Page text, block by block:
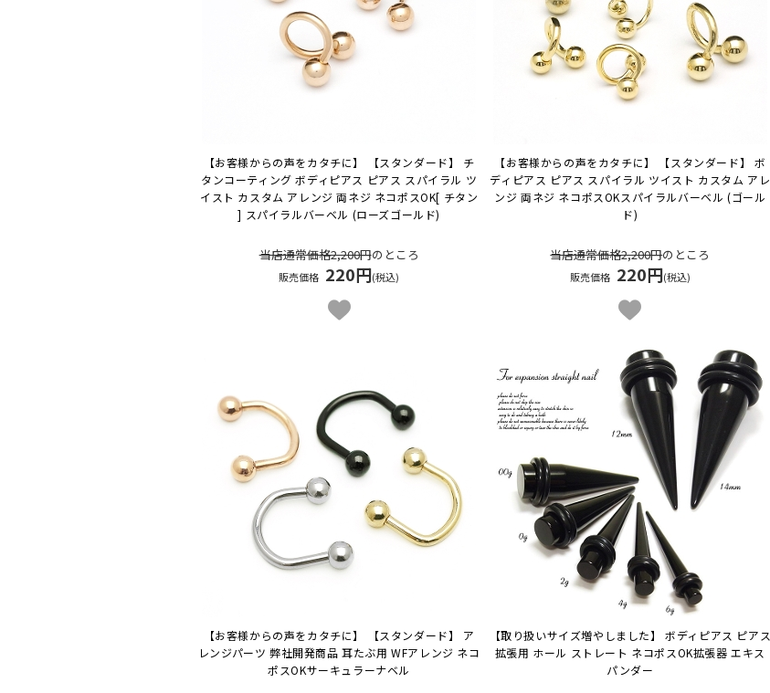
【お客様からの声をカタチに】 【スタンダード】 チ
タンコーティング ボディピアス ピアス スパイラル ツ
イスト カスタム アレンジ 両ネジ ネコポスOK[ チタン
] スパイラルバーベル (ローズゴールド)
当店通常価格2,200円のところ
販売価格 220円(税込)
【お客様からの声をカタチに】 【スタンダード】 ボ
ディピアス ピアス スパイラル ツイスト カスタム アレ
ンジ 両ネジ ネコポスOKスパイラルバーベル (ゴール
ド)
当店通常価格2,200円のところ
販売価格 220円(税込)
【お客様からの声をカタチに】 【スタンダード】 ア
レンジパーツ 弊社開発商品 耳たぶ用 WFアレンジ ネコ
ポスOKサーキュラーナベル
【取り扱いサイズ増やしました】 ボディピアス ピアス
拡張用 ホール ストレート ネコポスOK拡張器 エキス
パンダー